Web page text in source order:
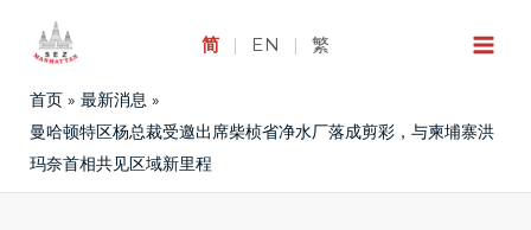
简 | EN | 繁
首页
最新消息
曼哈顿特区杨总裁受邀出席柴桢省净水厂落成剪彩，与柬埔寨洪
玛奈首相共见区域新里程